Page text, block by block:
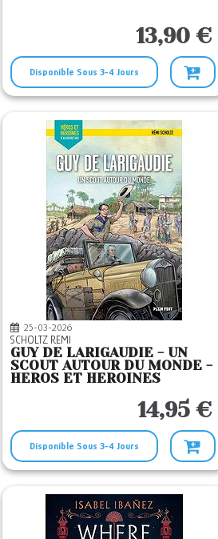
13,90 €
Disponible Sous 3-4 Jours
25-03-2026
SCHOLTZ REMI
GUY DE LARIGAUDIE - UN
SCOUT AUTOUR DU MONDE -
HEROS ET HEROINES
14,95 €
Disponible Sous 3-4 Jours